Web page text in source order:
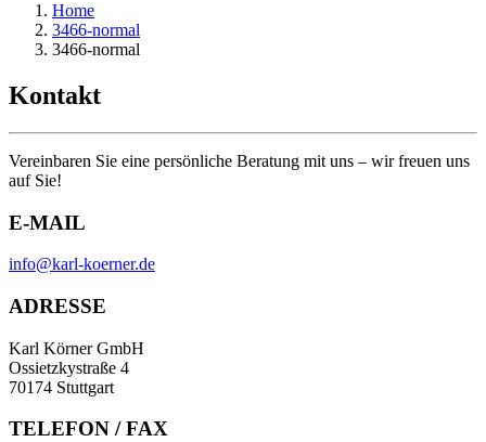
Home
3466-normal
3466-normal
Kontakt
Vereinbaren Sie eine persönliche Beratung mit uns – wir freuen uns
auf Sie!
E-MAIL
info@karl-koerner.de
ADRESSE
Karl Körner GmbH
Ossietzkystraße 4
70174 Stuttgart
TELEFON / FAX